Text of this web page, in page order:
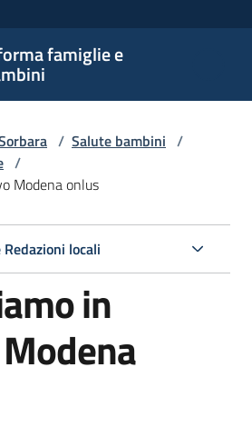
famiglie e
/ Salute bambini /
/
Modena onlus
locali
in